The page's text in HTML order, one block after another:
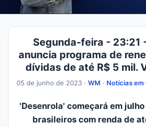
Segunda-feira - 23:21
anuncia programa de
dívidas de até R$ 5 mil.
05 de junho de 2023 · WM · Notícias em
'Desenrola' começará em
brasileiros com renda de